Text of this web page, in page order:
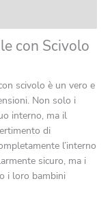
con Scivolo
scivolo è un vero e
Non solo i
interno, ma il
di
l’interno
sicuro, ma i
i loro bambini